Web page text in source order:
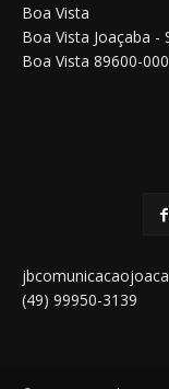
Boa Vista
Boa Vista Joaçaba -
Boa Vista 89600-000
(49) 99950-3139